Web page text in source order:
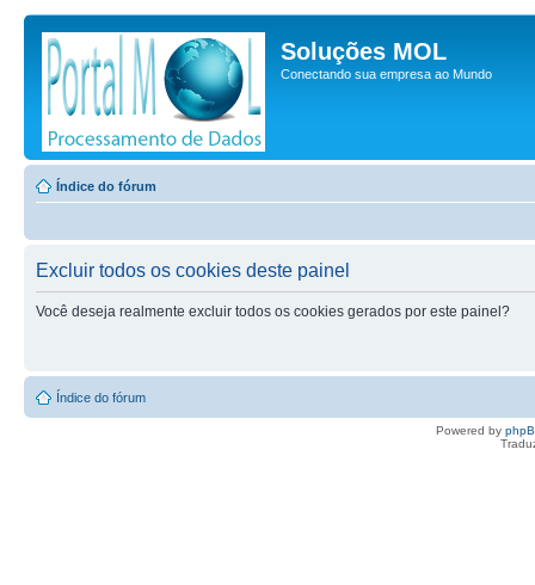
Soluções MOL
Conectando sua empresa ao Mundo
Índice do fórum
Excluir todos os cookies deste painel
Você deseja realmente excluir todos os cookies gerados por este painel?
Índice do fórum
Powered by